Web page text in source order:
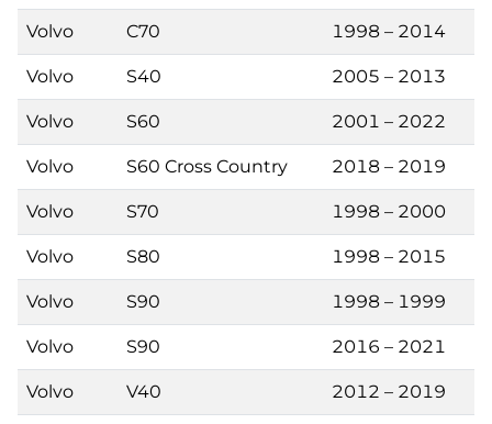
Volvo C70 1998 – 2014
Volvo S40 2005 – 2013
Volvo S60 2001 – 2022
Volvo S60 Cross Country 2018 – 2019
Volvo S70 1998 – 2000
Volvo S80 1998 – 2015
Volvo S90 1998 – 1999
Volvo S90 2016 – 2021
Volvo V40 2012 – 2019